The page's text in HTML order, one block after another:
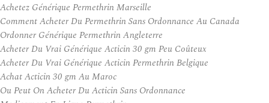
Achetez Générique Permethrin Marseille
Comment Acheter Du Permethrin Sans Ordonnance Au Canada
Ordonner Générique Permethrin Angleterre
Acheter Du Vrai Générique Acticin 30 gm Peu Coûteux
Acheter Du Vrai Générique Acticin Permethrin Belgique
Achat Acticin 30 gm Au Maroc
Ou Peut On Acheter Du Acticin Sans Ordonnance